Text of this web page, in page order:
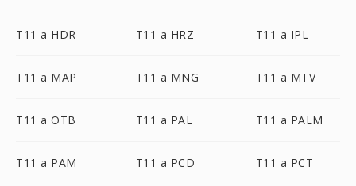
T11 a HDR T11 a HRZ T11 a IPL
T11 a MAP T11 a MNG T11 a MTV
T11 a OTB T11 a PAL T11 a PALM
T11 a PAM T11 a PCD T11 a PCT